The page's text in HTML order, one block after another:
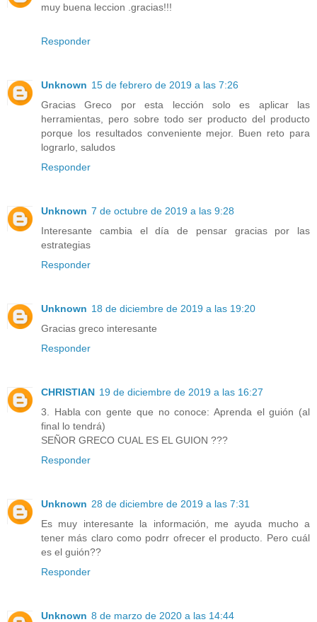
muy buena leccion .gracias!!!
Responder
Unknown 15 de febrero de 2019 a las 7:26
Gracias Greco por esta lección solo es aplicar las
herramientas, pero sobre todo ser producto del producto
porque los resultados conveniente mejor. Buen reto para
lograrlo, saludos
Responder
Unknown 7 de octubre de 2019 a las 9:28
Interesante cambia el día de pensar gracias por las
estrategias
Responder
Unknown 18 de diciembre de 2019 a las 19:20
Gracias greco interesante
Responder
CHRISTIAN 19 de diciembre de 2019 a las 16:27
3. Habla con gente que no conoce: Aprenda el guión (al
final lo tendrá)
SEÑOR GRECO CUAL ES EL GUION ???
Responder
Unknown 28 de diciembre de 2019 a las 7:31
Es muy interesante la información, me ayuda mucho a
tener más claro como podrr ofrecer el producto. Pero cuál
es el guión??
Responder
Unknown 8 de marzo de 2020 a las 14:44